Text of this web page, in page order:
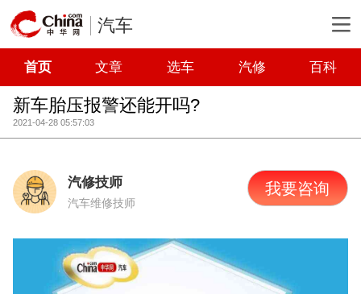
汽车
首页 文章 选车 汽修 百科
新车胎压报警还能开吗?
2021-04-28 05:57:03
汽修技师
汽车维修技师
我要咨询